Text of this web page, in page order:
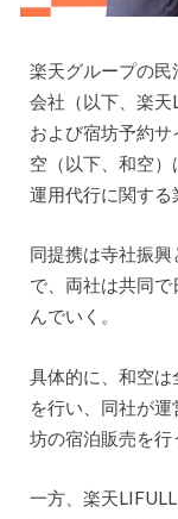
楽天グループの民
会社（以下、楽天
および宿坊予約
空（以下、和空
運用代行に関する
同提携は寺社振
で、両社は共同
んでいく。
具体的に、和空
を行い、同社が
坊の宿泊販売を行
一方、楽天